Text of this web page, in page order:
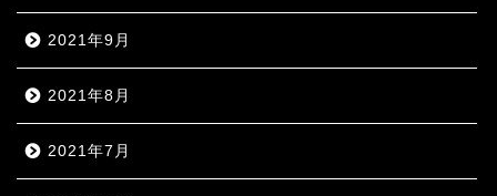
2021年9月
2021年8月
2021年7月